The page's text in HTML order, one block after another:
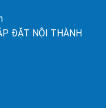
ĐẶT NỘI THÀNH